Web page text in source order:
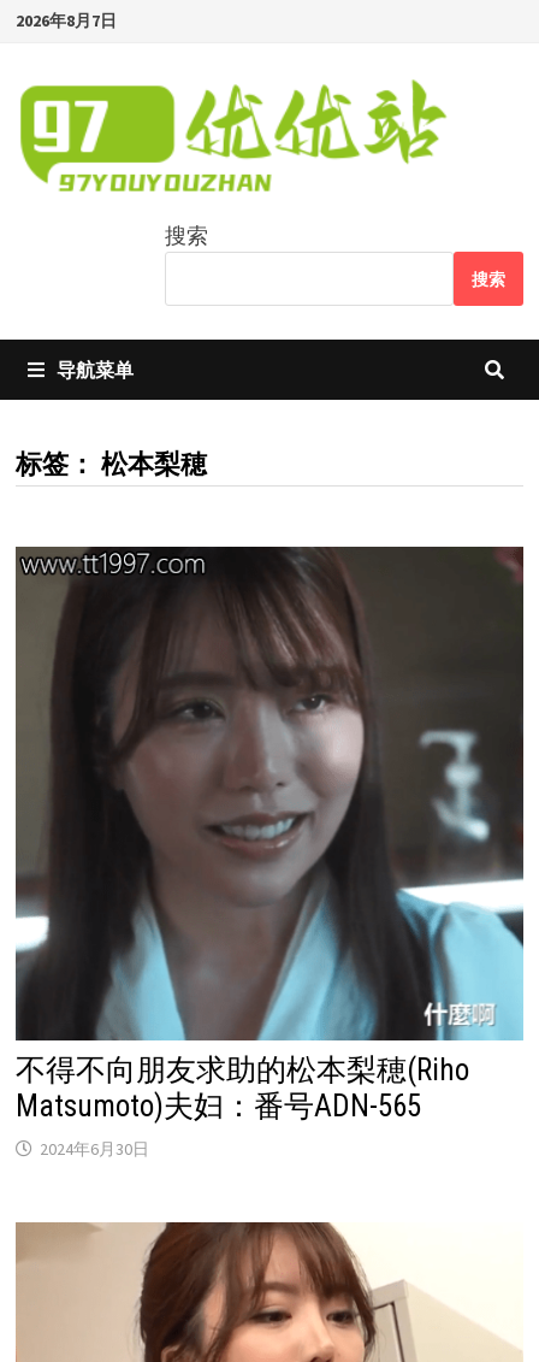
Skip
content
2026年8月7日
搜索
搜索
导航菜单
标签： 松本梨穂
不得不向朋友求助的松本梨穂(Riho
Matsumoto)夫妇：番号ADN-565
2024年6月30日